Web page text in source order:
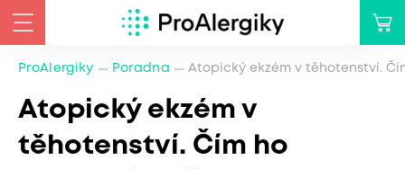
ProAlergiky Poradna Atopický ekzém v těhotenství.
Atopický ekzém v
těhotenství. Čím ho